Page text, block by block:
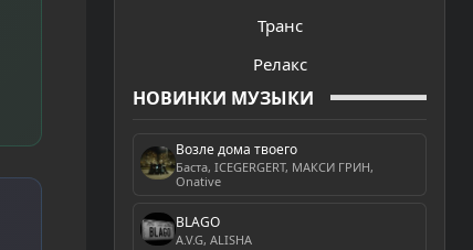
Транс
Релакс
НОВИНКИ МУЗЫКИ
Возле дома твоего
Баста, ICEGERGERT, МАКСИ ГРИН,
Onative
BLAGO
A.V.G, ALISHA